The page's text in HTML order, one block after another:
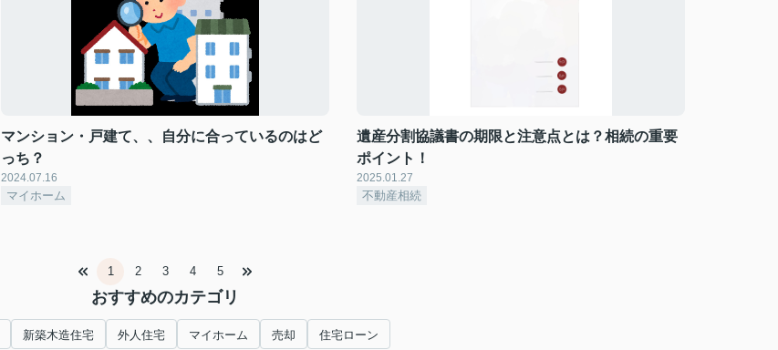
マンション・戸建て、、自分に合っているのはど
っち？
2024.07.16
マイホーム
遺産分割協議書の期限と注意点とは？相続の重要
ポイント！
2025.01.27
不動産相続
1 2 3 4 5
おすすめのカテゴリ
新築木造住宅 外人住宅 マイホーム 売却 住宅ローン